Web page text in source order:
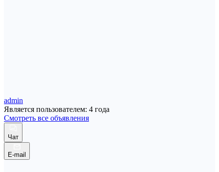
admin
Является пользователем: 4 года
Смотреть все объявления
Чат
E-mail